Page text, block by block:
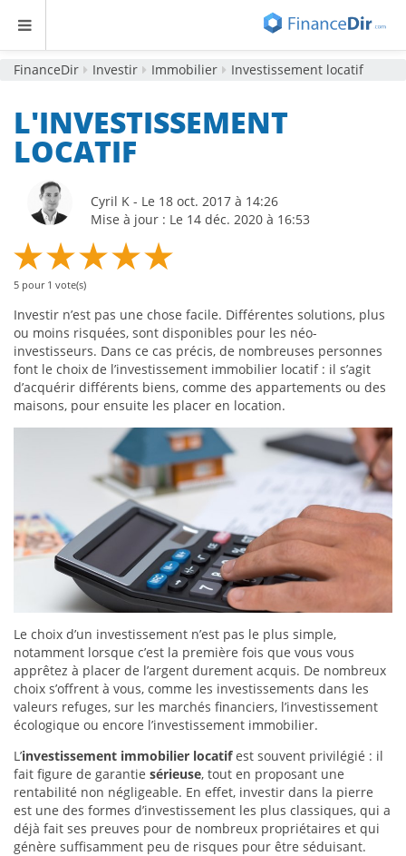
FinanceDir Investir Immobilier Investissement locatif
L'INVESTISSEMENT
LOCATIF
Cyril K - Le 18 oct. 2017 à 14:26
Mise à jour : Le 14 déc. 2020 à 16:53
5 pour 1 vote(s)
Investir n’est pas une chose facile. Différentes solutions, plus
ou moins risquées, sont disponibles pour les néo-
investisseurs. Dans ce cas précis, de nombreuses personnes
font le choix de l’investissement immobilier locatif : il s’agit
d’acquérir différents biens, comme des appartements ou des
maisons, pour ensuite les placer en location.
Le choix d’un investissement n’est pas le plus simple,
notamment lorsque c’est la première fois que vous vous
apprêtez à placer de l’argent durement acquis. De nombreux
choix s’offrent à vous, comme les investissements dans les
valeurs refuges, sur les marchés financiers, l’investissement
écologique ou encore l’investissement immobilier.
L’investissement immobilier locatifest souvent privilégié : il
fait figure de garantie sérieuse, tout en proposant une
rentabilité non négligeable. En effet, investir dans la pierre
est une des formes d’investissement les plus classiques, qui a
déjà fait ses preuves pour de nombreux propriétaires et qui
génère suffisamment peu de risques pour être séduisant.